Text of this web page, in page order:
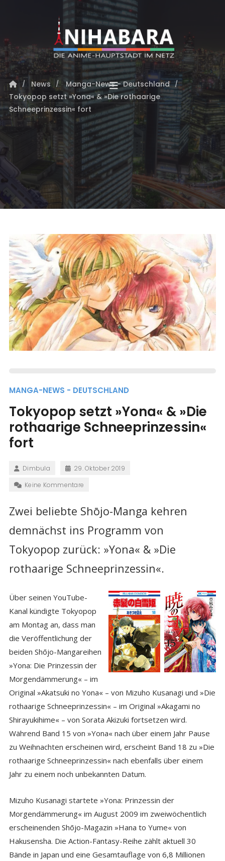
News
Manga-News - Deutschland
Tokyopop setzt »Yona« & »Die rothaarige
Schneeprinzessin« fort
MANGA-NEWS - DEUTSCHLAND
Tokyopop setzt »Yona« & »Die
rothaarige Schneeprinzessin«
fort
Dimbula
29. Oktober 2019
Keine Kommentare
Zwei beliebte Shōjo-Manga kehren
demnächst ins Programm von
Tokyopop zurück: »Yona« & »Die
rothaarige Schneeprinzessin«.
Über seinen YouTube-
Kanal kündigte Tokyopop
am Montag an, dass man
die Veröffentlichung der
beiden Shōjo-Mangareihen
»Yona: Die Prinzessin der
Morgendämmerung« – im
Original »Akatsuki no Yona« – von Mizuho Kusanagi und »Die
rothaarige Schneeprinzessin« – im Original »Akagami no
Shirayukihime« – von Sorata Akizuki fortsetzen wird.
Während Band 15 von »Yona« nach über einem Jahr Pause
zu Weihnachten erscheinen wird, erscheint Band 18 zu »Die
rothaarige Schneeprinzessin« nach ebenfalls über einem
Jahr zu einem noch unbekannten Datum.
Mizuho Kusanagi startete »Yona: Prinzessin der
Morgendämmerung« im August 2009 im zweiwöchentlich
erscheinenden Shōjo-Magazin »Hana to Yume« von
Hakusensha. Die Action-Fantasy-Reihe zählt aktuell 30
Bände in Japan und eine Gesamtauflage von 6,8 Millionen